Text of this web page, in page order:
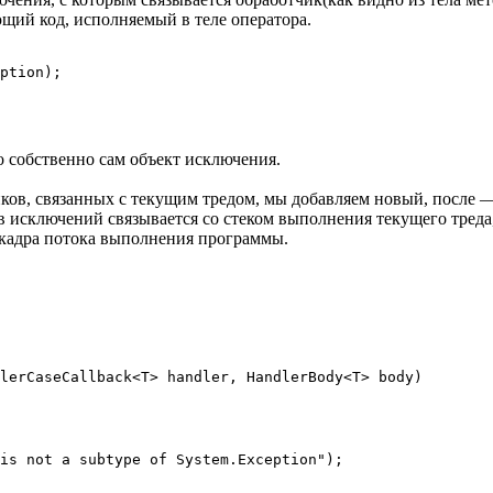
код, исполняемый в теле оператора.
сам объект исключения.
связанных с текущим тредом, мы добавляем новый, после
исключений связывается со стеком выполнения текущего
потока выполнения программы.
handler, HandlerBody<T> body)
not a subtype of System.Exception");